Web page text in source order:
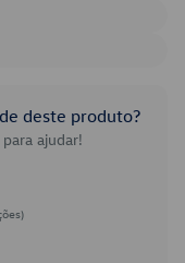
deste produto?
ajudar!